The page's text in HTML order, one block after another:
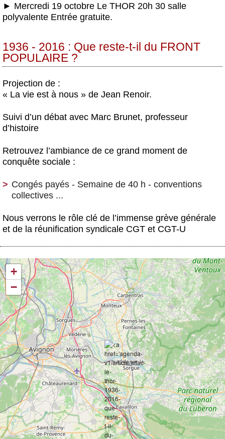
► Mercredi 19 octobre Le THOR 20h 30 salle
polyvalente Entrée gratuite.
1936 - 2016 : Que reste-t-il du FRONT
POPULAIRE ?
Projection de :
« La vie est à nous » de Jean Renoir.
Suivi d’un débat avec Marc Brunet, professeur
d’histoire
Retrouvez l’ambiance de ce grand moment de
conquête sociale :
Congés payés - Semaine de 40 h - conventions
collectives ...
Nous verrons le rôle clé de l’immense grève générale
et de la réunification syndicale CGT et CGT-U
+
−